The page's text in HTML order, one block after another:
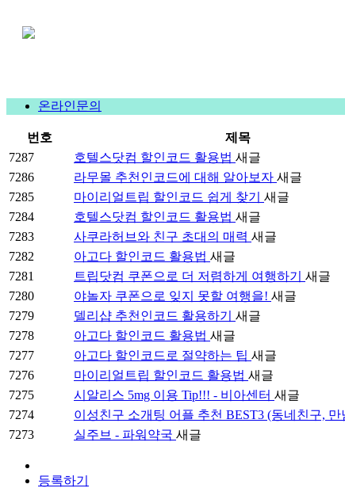
온라인문의
번호 제목
7287
호텔스닷컴 할인코드 활용법 새글
7286
라무몰 추천인코드에 대해 알아보자 새글
7285
마이리얼트립 할인코드 쉽게 찾기 새글
7284
호텔스닷컴 할인코드 활용법 새글
7283
사쿠라허브와 친구 초대의 매력 새글
7282
아고다 할인코드 활용법 새글
7281
트립닷컴 쿠폰으로 더 저렴하게 여행하기 새글
7280
야놀자 쿠폰으로 잊지 못할 여행을! 새글
7279
델리샵 추천인코드 활용하기 새글
7278
아고다 할인코드 활용법 새글
7277
아고다 할인코드로 절약하는 팁 새글
7276
마이리얼트립 할인코드 활용법 새글
7275
시알리스 5mg 이용 Tip!!! - 비아센터 새글
7274
이성친구 소개팅 어플 추천 BEST3 (동네친구, 만
7273
실주브 - 파워약국 새글
등록하기